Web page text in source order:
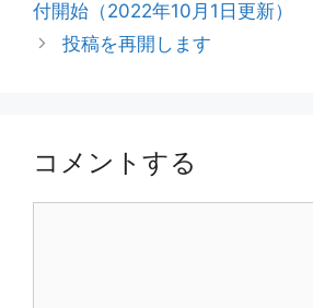
ー
付開始（2022年10月1日更新）
投稿を再開します
コメントする